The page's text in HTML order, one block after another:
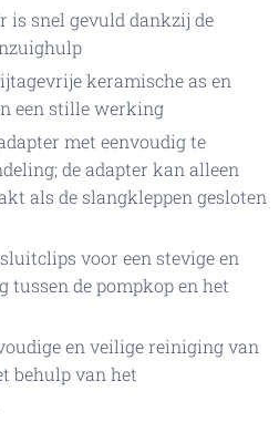
is snel gevuld dankzij de
keramische as en
een stille werking
met eenvoudig te
de adapter kan alleen
als de slangkleppen gesloten
voor een stevige en
tussen de pompkop en het
en veilige reiniging van
behulp van het